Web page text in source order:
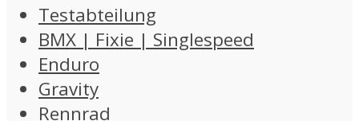
Testabteilung
BMX | Fixie | Singlespeed
Enduro
Gravity
Rennrad